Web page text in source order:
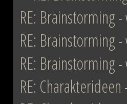
RE: Brainstorming-
RE: Brainstorming-
RE: Brainstorming-
RE: Charakterideen